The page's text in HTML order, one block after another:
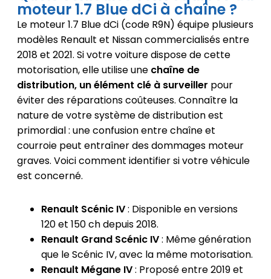
moteur 1.7 Blue dCi à chaîne ?
Le moteur 1.7 Blue dCi (code R9N) équipe plusieurs
modèles Renault et Nissan commercialisés entre
2018 et 2021. Si votre voiture dispose de cette
motorisation, elle utilise une chaîne de
distribution, un élément clé à surveiller pour
éviter des réparations coûteuses. Connaître la
nature de votre système de distribution est
primordial : une confusion entre chaîne et
courroie peut entraîner des dommages moteur
graves. Voici comment identifier si votre véhicule
est concerné.
Renault Scénic IV: Disponible en versions
120 et 150 ch depuis 2018.
Renault Grand Scénic IV: Même génération
que le Scénic IV, avec la même motorisation.
Renault Mégane IV: Proposé entre 2019 et